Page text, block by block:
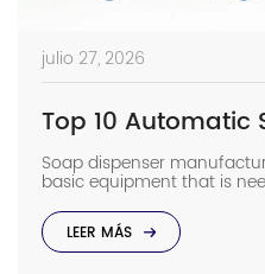
julio 27, 2026
Soap dispenser
basic equipment that is
bathrooms where hygiene
places such as airports,
causes the soap to run out
slippery right away. The
LEER MÁS